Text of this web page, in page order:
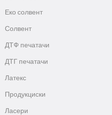
Еко солвент
Солвент
ДТФ печатачи
ДТГ печатачи
Латекс
Продукциски
Ласери